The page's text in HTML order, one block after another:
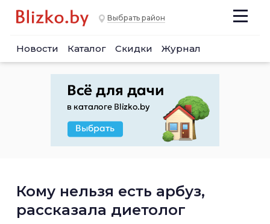
Выбрать район
Новости Каталог Скидки Журнал
Кому нельзя есть арбуз,
рассказала диетолог